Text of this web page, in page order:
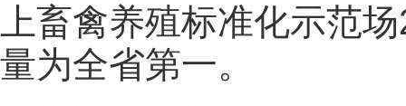
上畜禽养殖标准化示范
量为全省第一。